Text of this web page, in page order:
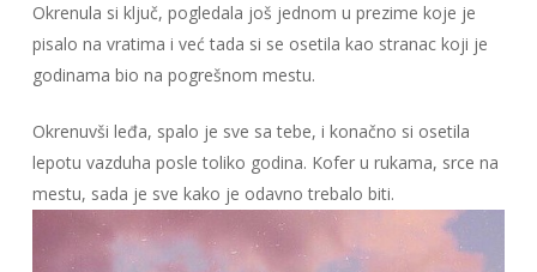
Okrenula si ključ, pogledala još jednom u prezime koje je
pisalo na vratima i već tada si se osetila kao stranac koji je
godinama bio na pogrešnom mestu.
Okrenuvši leđa, spalo je sve sa tebe, i konačno si osetila
lepotu vazduha posle toliko godina. Kofer u rukama, srce na
mestu, sada je sve kako je odavno trebalo biti.